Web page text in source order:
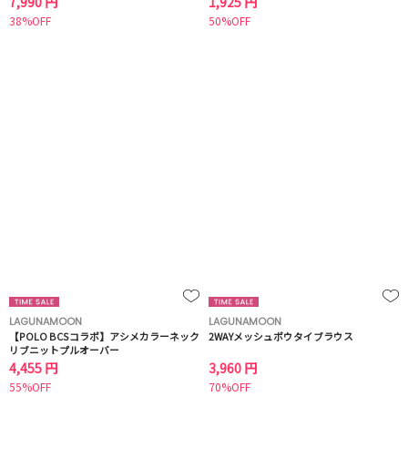
38%OFF 50%OFF
LAGUNAMOON
【POLO BCSコラボ】アシメカラーネック
リブニットプルオーバー
4,455 円
55%OFF
LAGUNAMOON
2WAYメッシュボウタイブラウス
3,960 円
70%OFF